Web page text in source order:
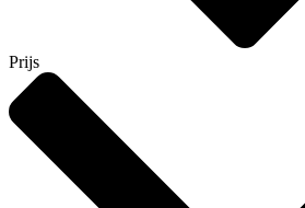
Prijs